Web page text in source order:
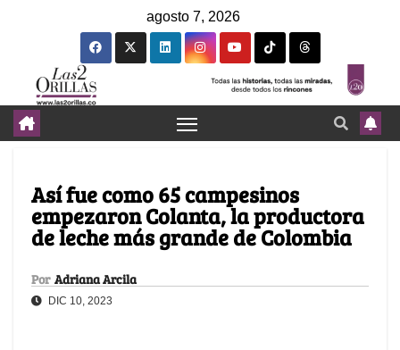
agosto 7, 2026
Así fue como 65 campesinos
empezaron Colanta, la productora
de leche más grande de Colombia
Por Adriana Arcila
DIC 10, 2023